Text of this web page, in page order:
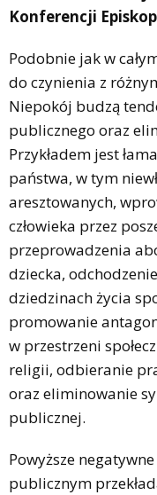
Konferencji
Podobnie jak w
do czynienia z
Niepokój budzą
publicznego oraz
Przykładem jest
państwa, w tym
aresztowanych,
człowieka przez
przeprowadzenia
dziecka,
dziedzinach życia
promowanie
w przestrzeni
religii, odbieranie
oraz eliminowanie
publicznej.
Powyższe
publicznym